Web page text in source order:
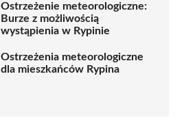
Ostrzeżenie meteorologiczne:
Burze z możliwością
wystąpienia w Rypinie
Ostrzeżenia meteorologiczne
dla mieszkańców Rypina